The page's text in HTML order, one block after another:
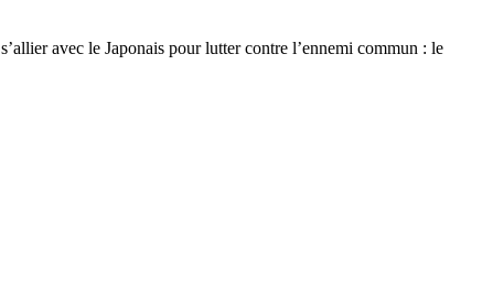
avec le Japonais pour lutter contre l’ennemi commun : le